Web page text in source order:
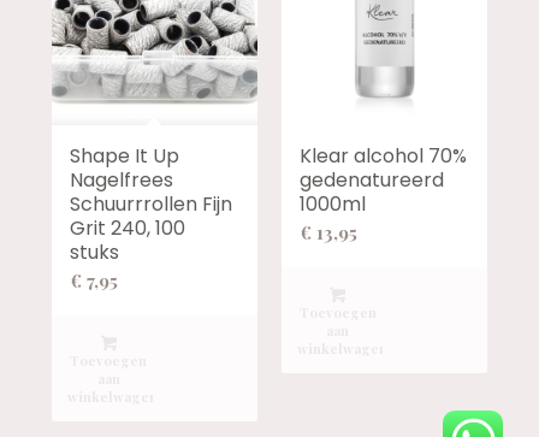
Shape It Up
Nagelfrees
Schuurrrollen Fijn
Grit 240, 100
stuks
€ 7,95
Klear alcohol 70%
gedenatureerd
1000ml
€ 13,95